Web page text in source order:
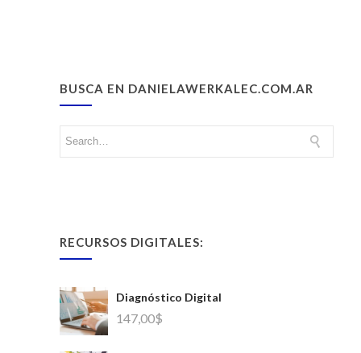
BUSCA EN DANIELAWERKALEC.COM.AR
RECURSOS DIGITALES:
Diagnóstico Digital
147,00$